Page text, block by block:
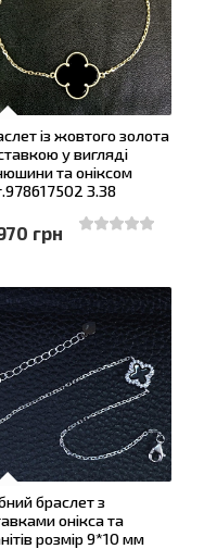
із жовтого золота
у вигляді
та оніксом
3.38
грн
браслет з
онікса та
розмір 9*10 мм